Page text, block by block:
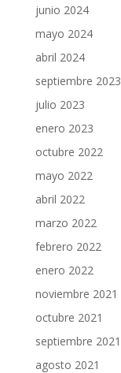
junio 2024
mayo 2024
abril 2024
septiembre 2023
julio 2023
enero 2023
octubre 2022
mayo 2022
abril 2022
marzo 2022
febrero 2022
enero 2022
noviembre 2021
octubre 2021
septiembre 2021
agosto 2021